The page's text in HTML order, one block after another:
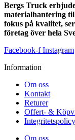
Bergs Truck
materialhantering
fokus på kvalitet,
företag över hela
Facebook-f Instagram
Information
Om oss
Kontakt
Returer
Offert- &
Integritetspolicy
Om oss